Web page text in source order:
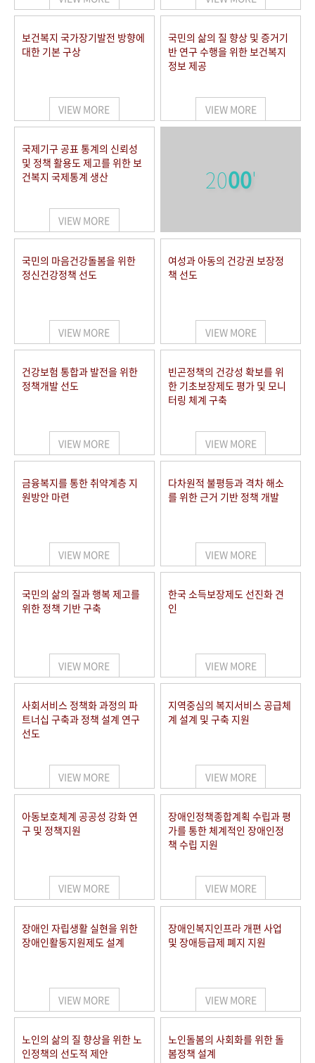
보건복지 국가장기발전 방향에
대한 기본 구상
VIEW MORE
국민의 삶의 질 향상 및 증거기
반 연구 수행을 위한 보건복지
정보 제공
VIEW MORE
국제기구 공표 통계의 신뢰성
및 정책 활용도 제고를 위한 보
건복지 국제통계 생산
VIEW MORE
2000'
국민의 마음건강돌봄을 위한
정신건강정책 선도
VIEW MORE
여성과 아동의 건강권 보장정
책 선도
VIEW MORE
건강보험 통합과 발전을 위한
정책개발 선도
VIEW MORE
빈곤정책의 건강성 확보를 위
한 기초보장제도 평가 및 모니
터링 체계 구축
VIEW MORE
금융복지를 통한 취약계층 지
원방안 마련
VIEW MORE
다차원적 불평등과 격차 해소
를 위한 근거 기반 정책 개발
VIEW MORE
국민의 삶의 질과 행복 제고를
위한 정책 기반 구축
VIEW MORE
한국 소득보장제도 선진화 견
인
VIEW MORE
사회서비스 정책화 과정의 파
트너십 구축과 정책 설계 연구
선도
VIEW MORE
지역중심의 복지서비스 공급체
계 설계 및 구축 지원
VIEW MORE
아동보호체계 공공성 강화 연
구 및 정책지원
VIEW MORE
장애인정책종합계획 수립과 평
가를 통한 체계적인 장애인정
책 수립 지원
VIEW MORE
장애인 자립생활 실현을 위한
장애인활동지원제도 설계
VIEW MORE
장애인복지인프라 개편 사업
및 장애등급제 폐지 지원
VIEW MORE
노인의 삶의 질 향상을 위한 노
인정책의 선도적 제안
노인돌봄의 사회화를 위한 돌
봄정책 설계